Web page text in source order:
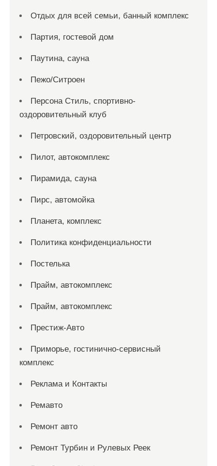
Отдых для всей семьи, банный комплекс
Партия, гостевой дом
Паутина, сауна
Пежо/Ситроен
Персона Стиль, спортивно-
оздоровительный клуб
Петровский, оздоровительный центр
Пилот, автокомплекс
Пирамида, сауна
Пирс, автомойка
Планета, комплекс
Политика конфиденциальности
Постелька
Прайм, автокомплекс
Прайм, автокомплекс
Престиж-Авто
Приморье, гостинично-сервисный
комплекс
Реклама и Контакты
Ремавто
Ремонт авто
Ремонт Турбин и Рулевых Реек